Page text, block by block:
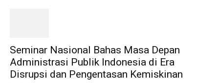
Seminar Nasional Bahas Masa Depan
Administrasi Publik Indonesia di Era
Disrupsi dan Pengentasan Kemiskinan